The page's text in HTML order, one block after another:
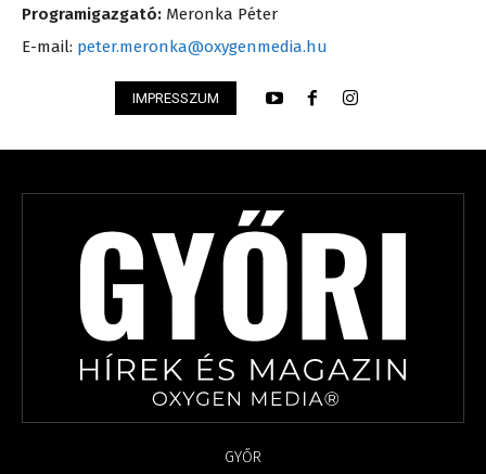
Programigazgató: Meronka Péter
E-mail: peter.meronka@oxygenmedia.hu
IMPRESSZUM
GYŐR